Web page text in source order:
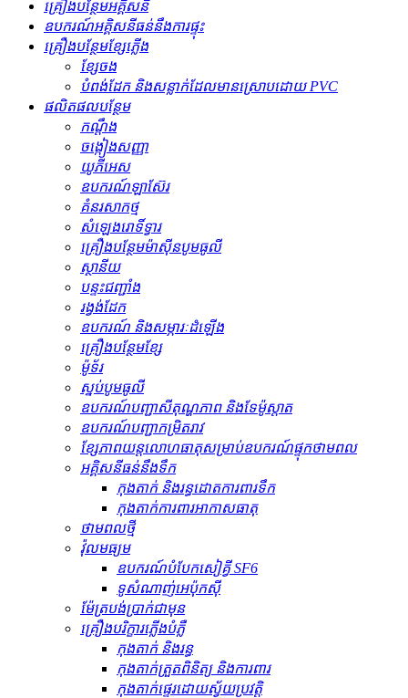
គ្រឿងបន្ថែមអគ្គិសនី
ឧបករណ៍អគ្គិសនីធន់នឹងការផ្ទុះ
គ្រឿងបន្ថែមខ្សែភ្លើង
ខ្សែចង
បំពង់ដែក និងសន្លាក់ដែលមានស្រោបដោយ PVC
ផលិតផលបន្ថែម
កណ្ដឹង
ចង្កៀងសញ្ញា
យូភីអេស
ឧបករណ៍ឡាស៊ែរ
គំនរសាកថ្ម
សំឡេងរោទិ៍ទ្វារ
គ្រឿងបន្ថែមម៉ាស៊ីនបូមធូលី
ស្ថានីយ
បន្ទះជញ្ជាំង
រង្វង់ដែក
ឧបករណ៍ និងសម្ភារៈដំឡើង
គ្រឿងបន្ថែមខ្សែ
ម៉ូទ័រ
ស្នប់បូមធូលី
ឧបករណ៍បញ្ជាសីតុណ្ហភាព និងទែម៉ូស្តាត
ឧបករណ៍បញ្ជាកម្រិតរាវ
ខ្សែភាពយន្តលោហធាតុសម្រាប់ឧបករណ៍ផ្ទុកថាមពល
អគ្គិសនីធន់នឹងទឹក
កុងតាក់ និងរន្ធដោតការពារទឹក
កុងតាក់ការពារអាកាសធាតុ
ថាមពលថ្មី
វ៉ុលមធ្យម
ឧបករណ៍បំបែកសៀគ្វី SF6
ទូសំណាញ់អេប៉ុកស៊ី
ម៉ែត្របង់ប្រាក់ជាមុន
គ្រឿងបរិក្ខារភ្លើងបំភ្លឺ
កុងតាក់ និងរន្ធ
កុងតាក់ត្រួតពិនិត្យ និងការពារ
កុងតាក់ផ្ទេរដោយស្វ័យប្រវត្តិ